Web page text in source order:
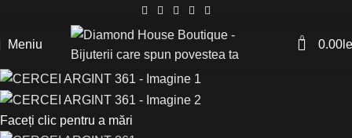
Meniu 0 0.00
Faceți clic pentru a mări